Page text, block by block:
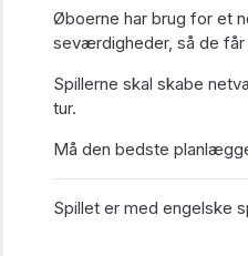
Øboerne har brug for et
seværdigheder, så de
Spillerne skal skabe
tur.
Må den bedste
Spillet er med engelske